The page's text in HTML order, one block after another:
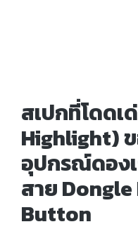
สเปกที่โดดเ
Highlight)
อุปกรณ์ดอง
สาย Dongle
Button